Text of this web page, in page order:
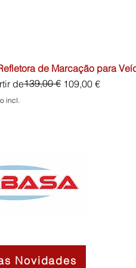
de Marcação para
de
normal139,00 € 109,00 €
promocional
incl.
Novidades